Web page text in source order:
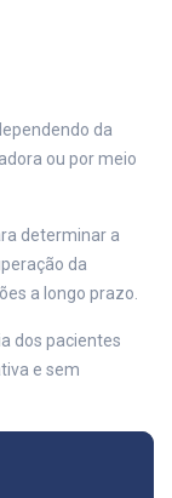
da
ou por meio
determinar a
da
a longo prazo.
dos pacientes
e sem